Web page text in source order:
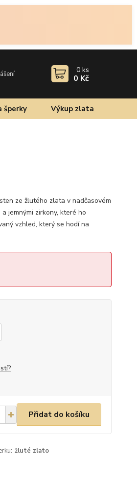
0 ks
0 Kč
šperky Výkup zlata
ze žlutého zlata v nadčasovém
jemnými zirkony, které ho
vzhled, který se hodí na
Přidat do košíku
žluté zlato